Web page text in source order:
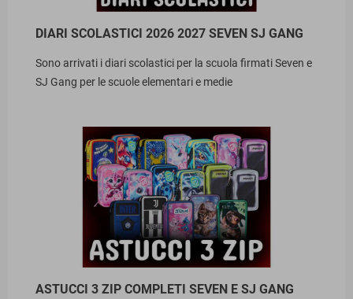
DIARI SCOLASTICI 2026 2027 SEVEN SJ GANG
Sono arrivati i diari scolastici per la scuola firmati Seven e
SJ Gang per le scuole elementari e medie
ASTUCCI 3 ZIP COMPLETI SEVEN E SJ GANG